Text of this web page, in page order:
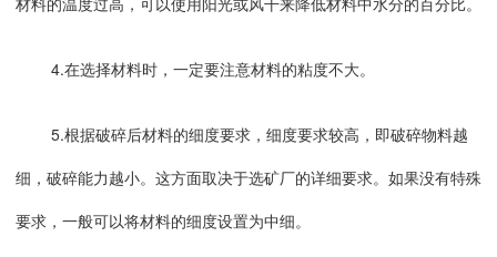
4.在选择材料时，一定要注意材料的粘度不大。
5.根据破碎后材料的细度要求，细度要求较高，即破碎物料越
细，破碎能力越小。这方面取决于选矿厂的详细要求。如果没有特殊
要求，一般可以将材料的细度设置为中细。